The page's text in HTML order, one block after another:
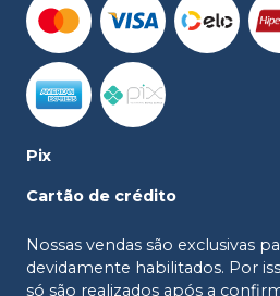
Pix
Cartão de crédito
Nossas vendas são exclusivas
devidamente habilitados. Por
só são realizados após a